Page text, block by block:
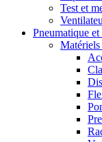
Test et
Pneumatique